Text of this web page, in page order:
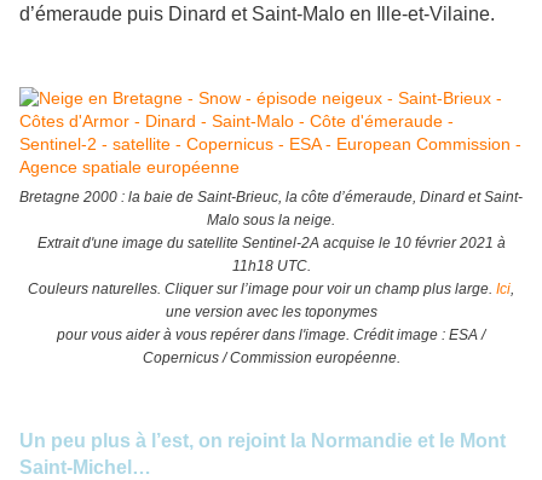
d’émeraude puis Dinard et Saint-Malo en Ille-et-Vilaine.
Bretagne 2000 : la baie de Saint-Brieuc, la côte d’émeraude, Dinard et Saint-
Malo sous la neige.
Extrait d'une image du satellite Sentinel-2A acquise le 10 février 2021 à
11h18 UTC.
Couleurs naturelles. Cliquer sur l’image pour voir un champ plus large. Ici,
une version avec les toponymes
pour vous aider à vous repérer dans l'image. Crédit image : ESA /
Copernicus / Commission européenne.
Un peu plus à l’est, on rejoint la Normandie et le Mont
Saint-Michel…